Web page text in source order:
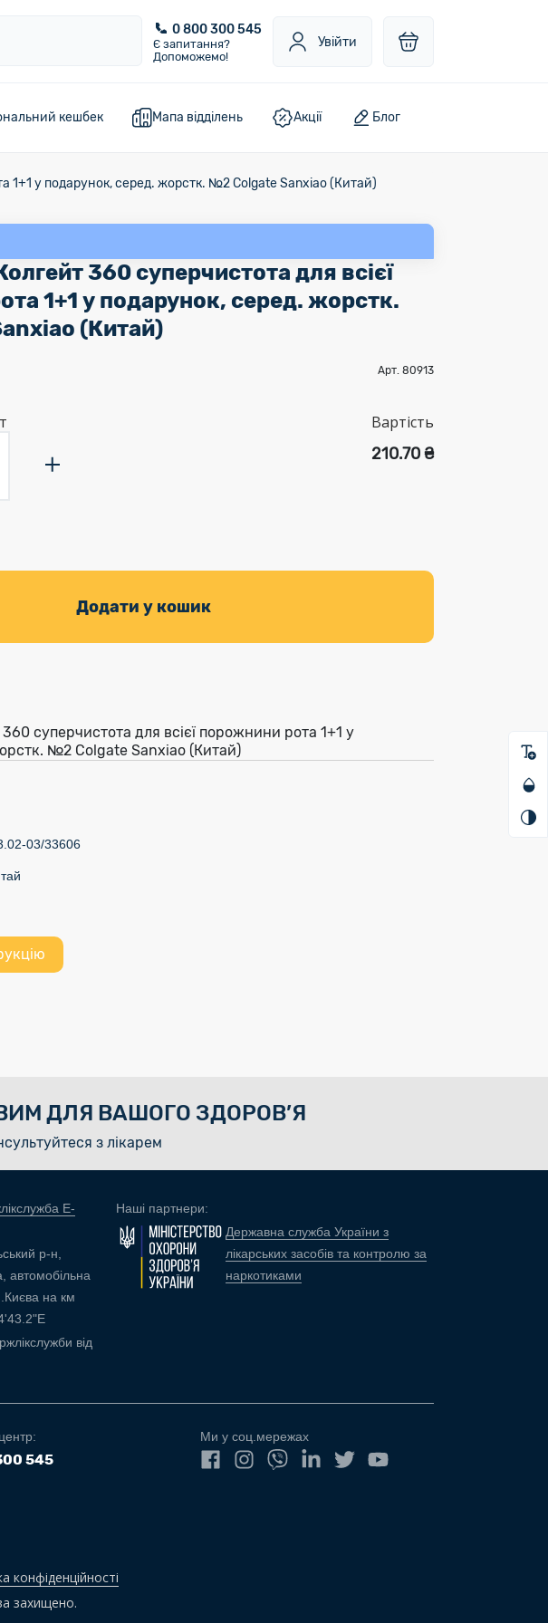
0 800 300 545
Є запитання?
Допоможемо!
Увійти
кешбек Мапа відділень Акції Блог
1+1 у подарунок, серед. жорстк. №2 Colgate Sanxiao (Китай)
360 суперчистота для всієї
1+1 у подарунок, серед. жорстк.
(Китай)
Арт. 80913
Вартість
210.70 ₴
Додати у кошик
суперчистота для всієї порожнини рота 1+1 у
№2 Colgate Sanxiao (Китай)
03/33606
ДЛЯ ВАШОГО ЗДОРОВ’Я
з лікарем
E-
р-н,
автомобільна
на км
від
Наші партнери:
Державна служба України з
лікарських засобів та контролю за
наркотиками
545
Ми у соц.мережах
конфіденційності
захищено.